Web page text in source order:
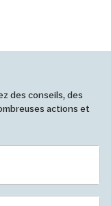
des conseils, des
actions et